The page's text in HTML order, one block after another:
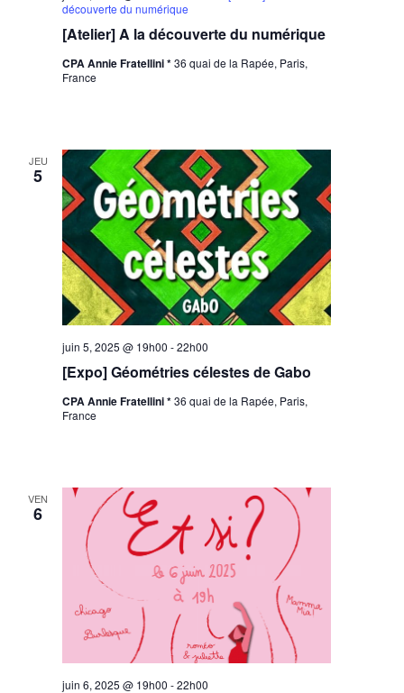
[Atelier] A la découverte du numérique
découverte du numérique
CPA Annie Fratellini *36 quai de la Rapée, Paris,
France
JEU
5
[Expo] Géométries célestes de Gabo
juin 5, 2025 @ 19h00 -22h00
CPA Annie Fratellini *36 quai de la Rapée, Paris,
France
VEN
6
juin 6, 2025 @ 19h00 -22h00